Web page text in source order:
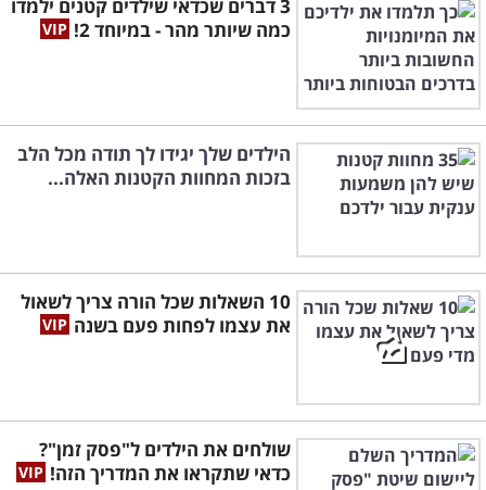
3 דברים שכדאי שילדים קטנים ילמדו
כמה שיותר מהר - במיוחד 2!
הילדים שלך יגידו לך תודה מכל הלב
בזכות המחוות הקטנות האלה...
10 השאלות שכל הורה צריך לשאול
את עצמו לפחות פעם בשנה
שולחים את הילדים ל"פסק זמן"?
כדאי שתקראו את המדריך הזה!